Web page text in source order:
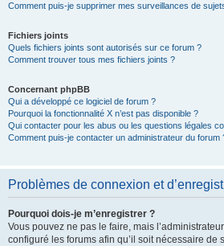
Comment puis-je supprimer mes surveillances de
Fichiers joints
Quels fichiers joints sont autorisés sur ce forum ?
Comment trouver tous mes fichiers joints ?
Concernant phpBB
Qui a développé ce logiciel de forum ?
Pourquoi la fonctionnalité X n’est pas disponible ?
Qui contacter pour les abus ou les questions légales
Comment puis-je contacter un administrateur du forum
Problèmes de connexion et
Pourquoi dois-je m’enregistrer ?
Vous pouvez ne pas le faire, mais
configuré les forums afin qu’il soit nécessaire de